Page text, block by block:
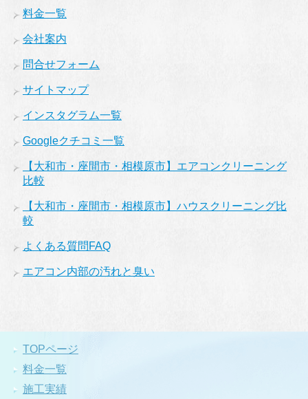
料金一覧
会社案内
問合せフォーム
サイトマップ
インスタグラム一覧
Googleクチコミ一覧
【大和市・座間市・相模原市】エアコンクリーニング
比較
【大和市・座間市・相模原市】ハウスクリーニング比
較
よくある質問FAQ
エアコン内部の汚れと臭い
TOPページ
料金一覧
施工実績